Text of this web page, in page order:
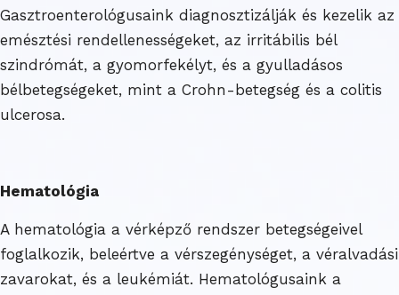
Gasztroenterológusaink diagnosztizálják és kezelik az
emésztési rendellenességeket, az irritábilis bél
szindrómát, a gyomorfekélyt, és a gyulladásos
bélbetegségeket, mint a Crohn-betegség és a colitis
ulcerosa.
Hematológia
A hematológia a vérképző rendszer betegségeivel
foglalkozik, beleértve a vérszegénységet, a véralvadási
zavarokat, és a leukémiát. Hematológusaink a